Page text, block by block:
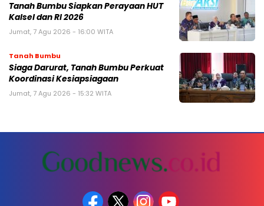
Tanah Bumbu Siapkan Perayaan HUT
Kalsel dan RI 2026
Jumat, 7 Agu 2026 - 16:00 WITA
Tanah Bumbu
Siaga Darurat, Tanah Bumbu Perkuat
Koordinasi Kesiapsiagaan
Jumat, 7 Agu 2026 - 15:32 WITA